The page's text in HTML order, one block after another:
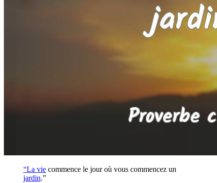
“La vie commence le jour où vous commencez un
jardin.”